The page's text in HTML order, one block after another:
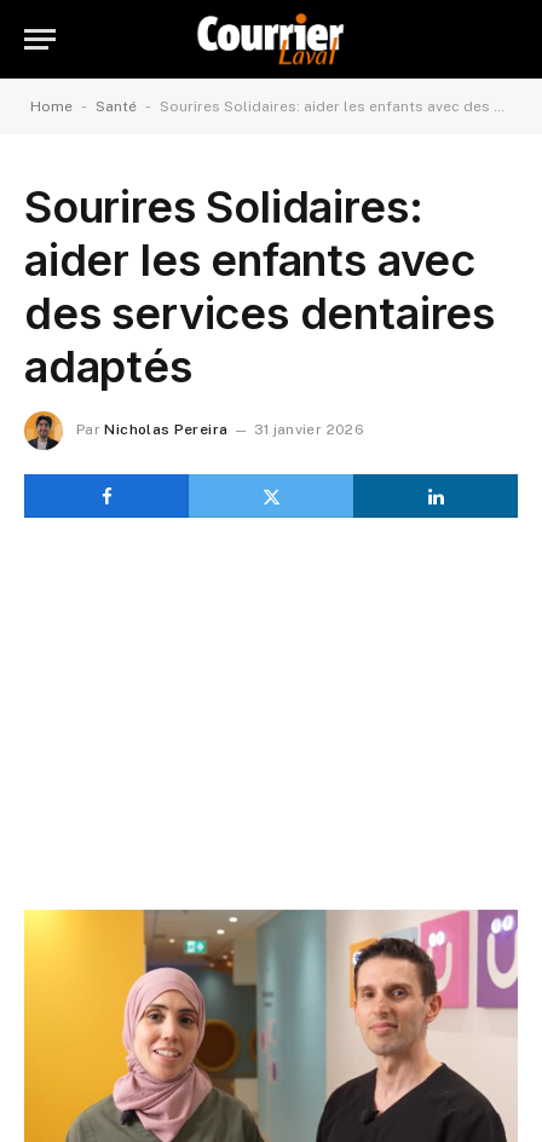
Home - Santé - Sourires Solidaires: aider les enfants avec des services dentaires adaptés
Sourires Solidaires:
aider les enfants avec
des services dentaires
adaptés
Par Nicholas Pereira 31 janvier 2026